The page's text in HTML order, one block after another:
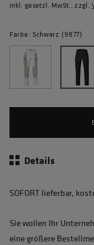
inkl. gesetzl. MwSt., zzgl.
Farbe: Schwarz (9877)
Details
SOFORT lieferbar,
Sie wollen Ihr
eine größere